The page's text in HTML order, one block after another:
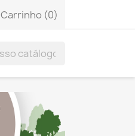
Carrinho (0)